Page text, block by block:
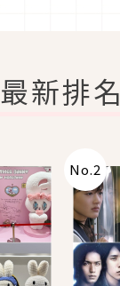
最新排名
No.2